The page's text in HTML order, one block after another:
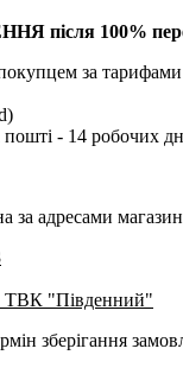
після 100%
за
- 14 робочих
за адресами
ТВК "Південний"
зберігання